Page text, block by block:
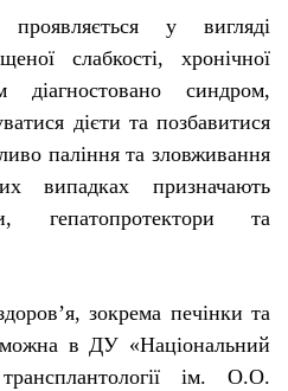
у вигляді
слабкості, хронічної
синдром,
дієти та позбавитися
паління та зловживання
випадках призначають
гепатопротектори та
зокрема печінки та
можна вДУ «Національний
ім. О.О.